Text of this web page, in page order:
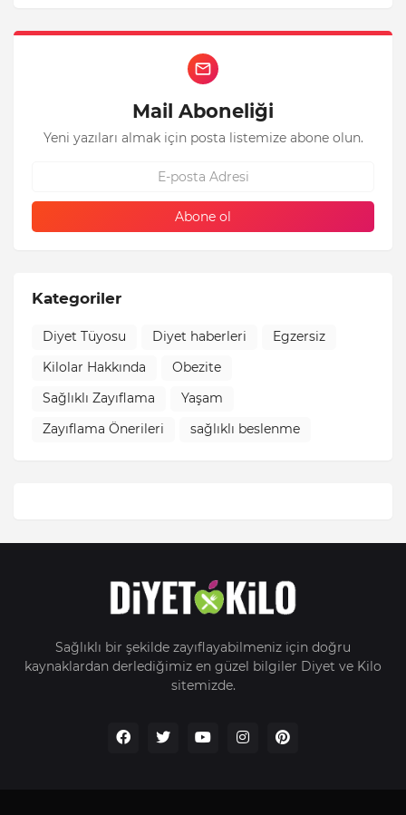
Mail Aboneliği
Yeni yazıları almak için posta listemize abone olun.
Kategoriler
Diyet Tüyosu Diyet haberleri
Egzersiz
Kilolar Hakkında
Obezite
Sağlıklı Zayıflama
Yaşam
Zayıflama Önerileri
sağlıklı beslenme
Sağlıklı bir şekilde zayıflayabilmeniz için doğru
kaynaklardan derlediğimiz en güzel bilgiler Diyet ve Kilo
sitemizde.